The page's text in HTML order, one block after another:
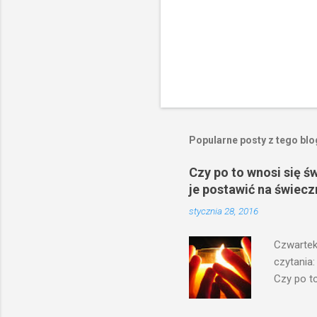
Popularne posty z tego
Czy po to wnosi się
je postawić na
stycznia 28, 2016
czytania:
Czy po
niechaj